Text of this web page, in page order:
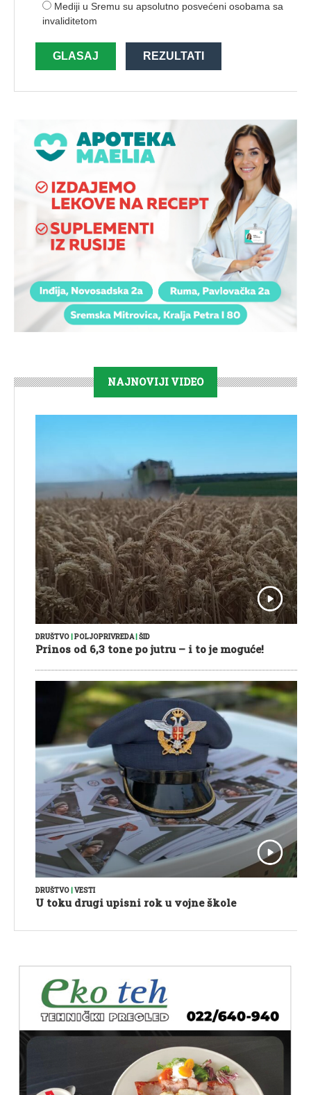
Mediji u Sremu su apsolutno posvećeni osobama sa
invaliditetom
GLASAJ REZULTATI
NAJNOVIJI VIDEO
DRUŠTVO POLJOPRIVREDA| ŠID
Prinos od 6,3 tone po jutru – i to je moguće!
DRUŠTVO VESTI
U toku drugi upisni rok u vojne škole